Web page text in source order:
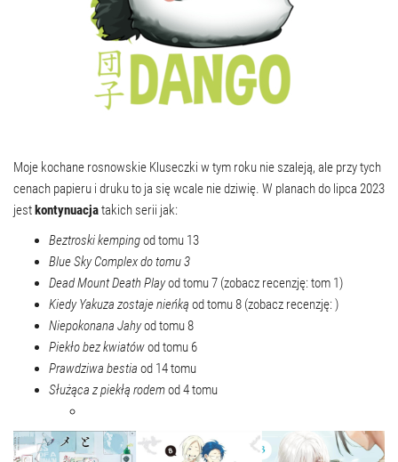
Moje kochane rosnowskie Kluseczki w tym roku nie szaleją, ale przy tych
cenach papieru i druku to ja się wcale nie dziwię. W planach do lipca 2023
jestkontynuacjatakich serii jak:
Beztroski kempingod tomu 13
Blue Sky Complexdo tomu 3
Dead Mount Death Playod tomu 7 (zobacz recenzję: tom 1)
Kiedy Yakuza zostaje nieńką od tomu 8 (zobacz recenzję: )
Niepokonana Jahyod tomu 8
Piekło bez kwiatówod tomu 6
Prawdziwa bestia od 14 tomu
Służąca z piekłą rodemod 4 tomu